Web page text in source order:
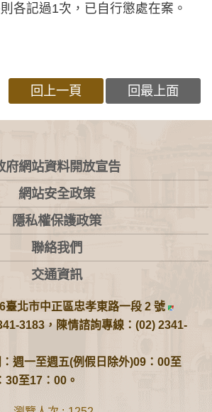
各記過1次，已自行懲處在案。
回上一頁 回最上面
府網站資料開放宣告
網站安全政策
隱私權保護政策
聯絡我們
交通資訊
臺北市中正區忠孝東路一段 2 號
3183，陳情諮詢專線：(02) 2341-
週一至週五(例假日除外)09：00至
30至17：00。